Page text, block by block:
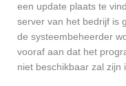
een update plaats te
server van het bedrijf is
de systeembeheerder
vooraf aan dat het
niet beschikbaar zal zijn